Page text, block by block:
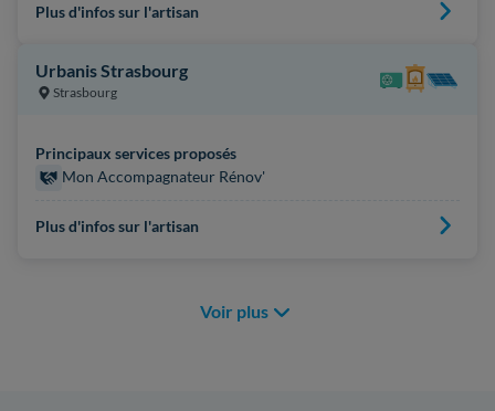
Plus d'infos sur l'artisan
Urbanis Strasbourg
Strasbourg
Principaux services proposés
Mon Accompagnateur Rénov'
Plus d'infos sur l'artisan
Voir plus